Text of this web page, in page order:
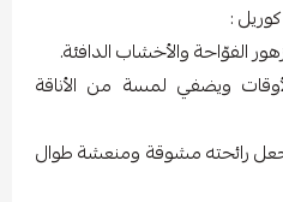
:
الفوّاحة والأخشاب الدافئة.
ويضفي لمسة من الأناقة
تجعل رائحته مشوقة ومنعشة طوال